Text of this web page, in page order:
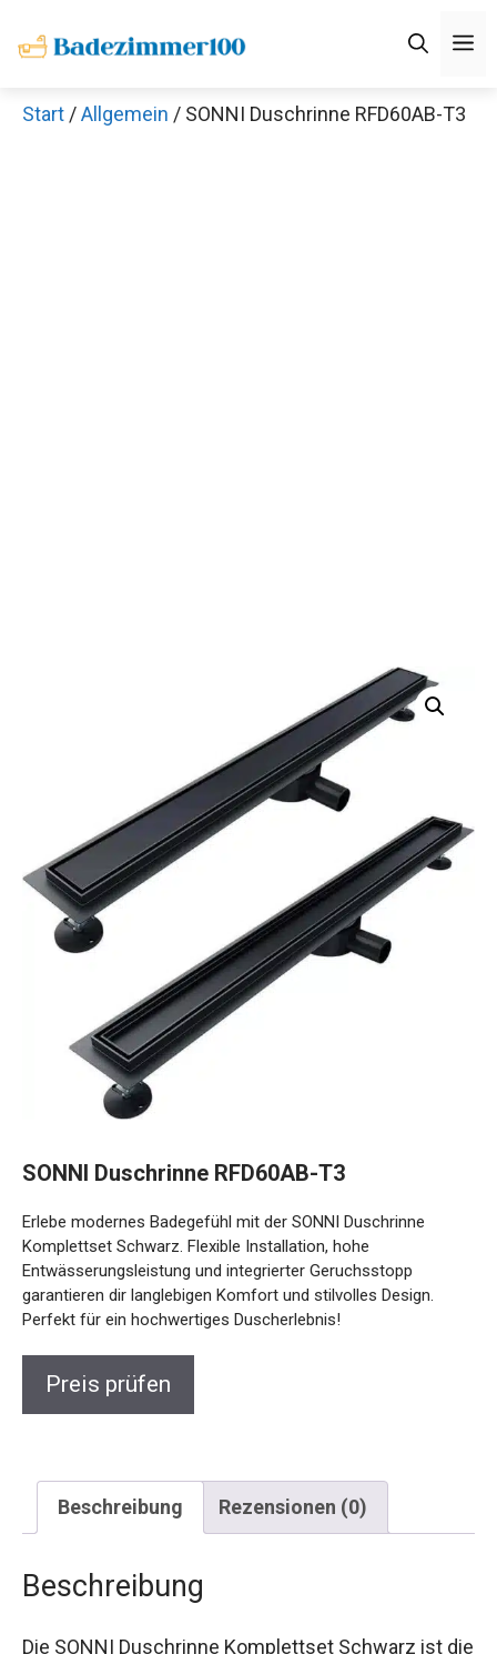
Inhalt
Start /Allgemein / SONNI Duschrinne RFD60AB-T3
SONNI Duschrinne RFD60AB-T3
Erlebe modernes Badegefühl mit der SONNI Duschrinne
Komplettset Schwarz. Flexible Installation, hohe
Entwässerungsleistung und integrierter Geruchsstopp
garantieren dir langlebigen Komfort und stilvolles Design.
Perfekt für ein hochwertiges Duscherlebnis!
Preis prüfen
Beschreibung Rezensionen (0)
Beschreibung
Die SONNI Duschrinne Komplettset Schwarz ist die